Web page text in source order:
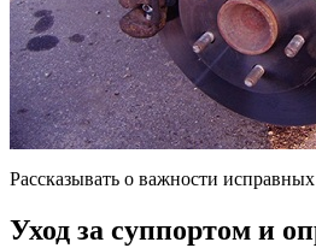
Рассказывать о важности
Уход за суппортом и